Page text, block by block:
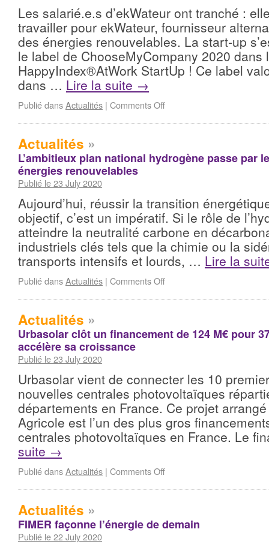
Les salarié.e.s d’ekWateur ont tranché :
travailler pour ekWateur, fournisseur
des énergies renouvelables. La start-up
le label de ChooseMyCompany 2020 dans
HappyIndex®AtWork StartUp ! Ce label
dans … Lire la suite →
Publié dansActualités | Comments Off
Actualités »
L’ambitieux plan national hydrogène passe par
énergies renouvelables
Publié le 23 July 2020
Aujourd’hui, réussir la transition
objectif, c’est un impératif. Si le rôle de
atteindre la neutralité carbone en
industriels clés tels que la chimie ou la
transports intensifs et lourds, … Lire la
Publié dansActualités | Comments Off
Actualités »
Urbasolar clôt un financement de 124 M€ pour
accélère sa croissance
Publié le 23 July 2020
Urbasolar vient de connecter les 10
nouvelles centrales photovoltaïques
départements en France. Ce projet
Agricole est l’un des plus gros
centrales photovoltaïques en France. Le
suite →
Publié dansActualités | Comments Off
Actualités »
FIMER façonne l’énergie de demain
Publié le 22 July 2020